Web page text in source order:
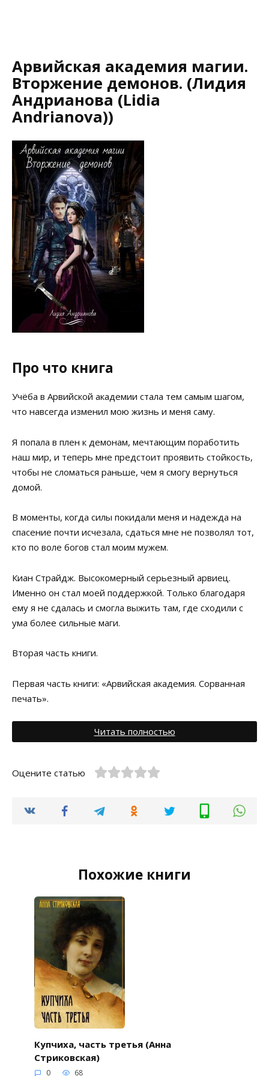
Арвийская академия магии.
Вторжение демонов. (Лидия
Андрианова (Lidia
Andrianova))
Про что книга
Учёба в Арвийской академии стала тем самым шагом,
что навсегда изменил мою жизнь и меня саму.
Я попала в плен к демонам, мечтающим поработить
наш мир, и теперь мне предстоит проявить стойкость,
чтобы не сломаться раньше, чем я смогу вернуться
домой.
В моменты, когда силы покидали меня и надежда на
спасение почти исчезала, сдаться мне не позволял тот,
кто по воле богов стал моим мужем.
Киан Страйдж. Высокомерный серьезный арвиец.
Именно он стал моей поддержкой. Только благодаря
ему я не сдалась и смогла выжить там, где сходили с
ума более сильные маги.
Вторая часть книги.
Первая часть книги: «Арвийская академия. Сорванная
печать».
Читать полностью
Оцените статью
Похожие книги
Купчиха, часть третья (Анна
Стриковская)
0 68